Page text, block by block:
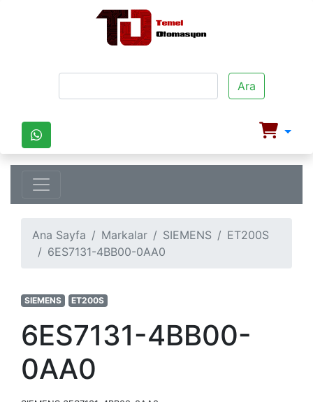
Ara
Ana Sayfa Markalar SIEMENS
ET200S
6ES7131-4BB00-0AA0
SIEMENS ET200S
6ES7131-4BB00-
0AA0